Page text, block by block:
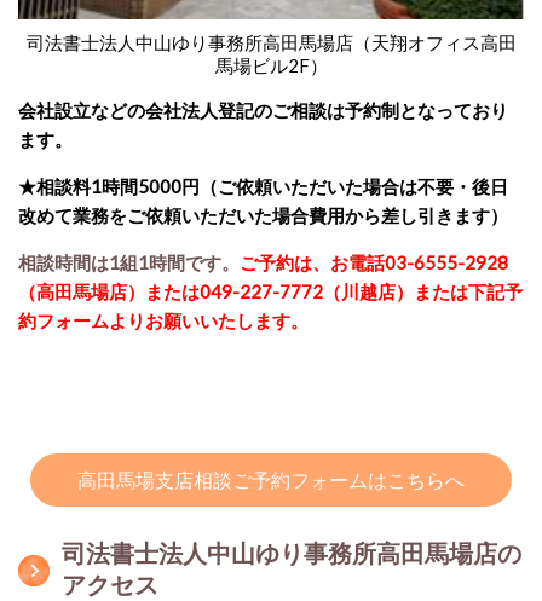
司法書士法人中山ゆり事務所高田馬場店（天翔オフィス高田
馬場ビル2F）
会社設立などの会社法人登記のご相談は予約制となっており
ます。
★相談料1時間5000円（ご依頼いただいた場合は不要・後日
改めて業務をご依頼いただいた場合費用から差し引きます）
相談時間は1組1時間です。 ご予約は、お電話03-6555-2928
（高田馬場店）または049-227-7772（川越店）または下記予
約フォームよりお願いいたします。
高田馬場支店相談ご予約フォームはこちらへ
司法書士法人中山ゆり事務所高田馬場店の
アクセス